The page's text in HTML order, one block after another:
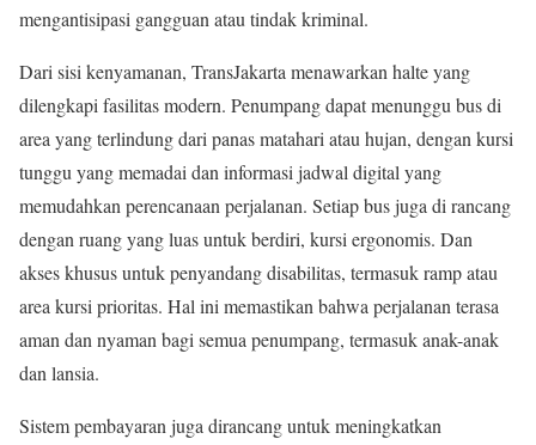
mengantisipasi gangguan atau tindak kriminal.
Dari sisi kenyamanan, TransJakarta menawarkan halte yang
dilengkapi fasilitas modern. Penumpang dapat menunggu bus di
area yang terlindung dari panas matahari atau hujan, dengan kursi
tunggu yang memadai dan informasi jadwal digital yang
memudahkan perencanaan perjalanan. Setiap bus juga di rancang
dengan ruang yang luas untuk berdiri, kursi ergonomis. Dan
akses khusus untuk penyandang disabilitas, termasuk ramp atau
area kursi prioritas. Hal ini memastikan bahwa perjalanan terasa
aman dan nyaman bagi semua penumpang, termasuk anak-anak
dan lansia.
Sistem pembayaran juga dirancang untuk meningkatkan